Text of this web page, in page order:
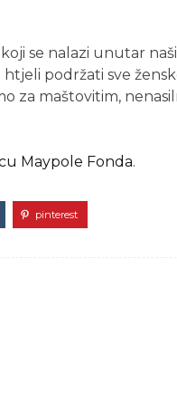
se nalazi unutar
podržati sve
za maštovitim,
Maypole Fonda.
pinterest